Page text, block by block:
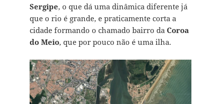
Sergipe, o que dá uma dinâmica diferente já
que o rio é grande, e praticamente corta a
cidade formando o chamado bairro da Coroa
do Meio, que por pouco não é uma ilha.